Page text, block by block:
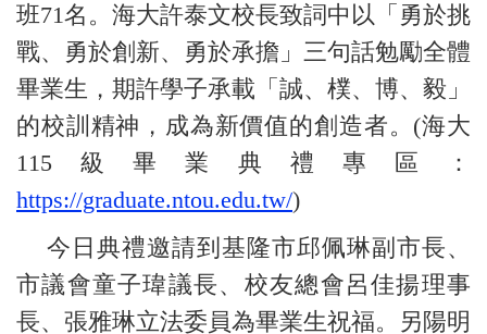
班71名。海大許泰文校長致詞中以「勇於挑
戰、勇於創新、勇於承擔」三句話勉勵全體
畢業生，期許學子承載「誠、樸、博、毅」
的校訓精神，成為新價值的創造者。(海大
115級畢業典禮專區：
https://graduate.ntou.edu.tw/)
今日典禮邀請到基隆市邱佩琳副市長、
市議會童子瑋議長、校友總會呂佳揚理事
長、張雅琳立法委員為畢業生祝福。另陽明